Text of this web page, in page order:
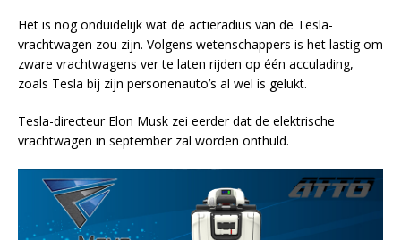
Het is nog onduidelijk wat de actieradius van de Tesla-
vrachtwagen zou zijn. Volgens wetenschappers is het lastig om
zware vrachtwagens ver te laten rijden op één acculading,
zoals Tesla bij zijn personenauto’s al wel is gelukt.
Tesla-directeur Elon Musk zei eerder dat de elektrische
vrachtwagen in september zal worden onthuld.